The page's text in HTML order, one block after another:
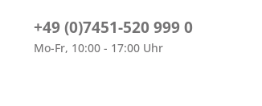
+49 (0)7451-520 999 0
Mo-Fr, 10:00 - 17:00 Uhr